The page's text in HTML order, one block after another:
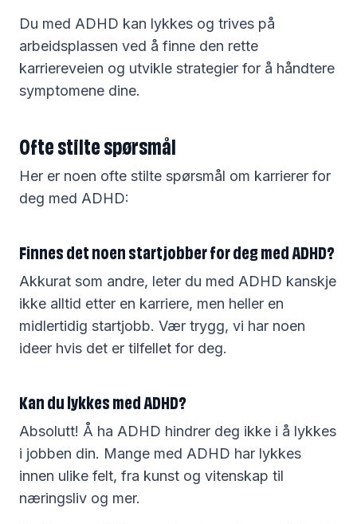
Du med ADHD kan lykkes og trives på
arbeidsplassen ved å finne den rette
karriereveien og utvikle strategier for å håndtere
symptomene dine.
Ofte stilte spørsmål
Her er noen ofte stilte spørsmål om karrierer for
deg med ADHD:
Finnes det noen startjobber for deg med ADHD?
Akkurat som andre, leter du med ADHD kanskje
ikke alltid etter en karriere, men heller en
midlertidig startjobb. Vær trygg, vi har noen
ideer hvis det er tilfellet for deg.
Kan du lykkes med ADHD?
Absolutt! Å ha ADHD hindrer deg ikke i å lykkes
i jobben din. Mange med ADHD har lykkes
innen ulike felt, fra kunst og vitenskap til
næringsliv og mer.